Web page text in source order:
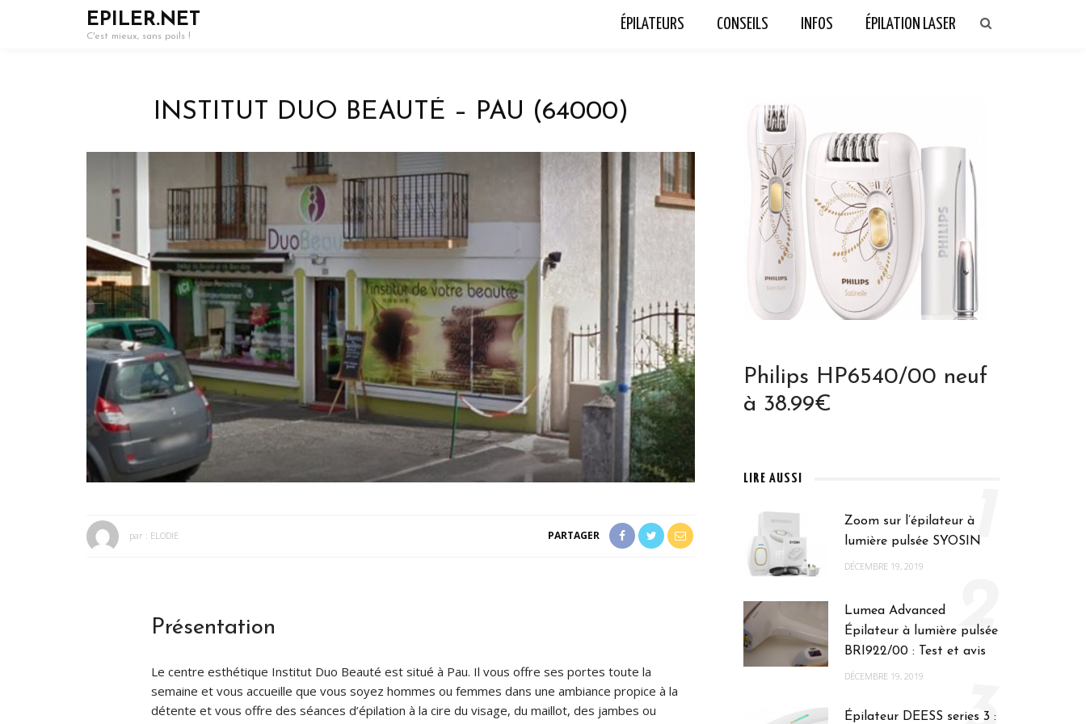
EPILER.NET
C'est mieux, sans poils !
ÉPILATEURS CONSEILS INFOS ÉPILATION LASER
INSTITUT DUO BEAUTÉ – PAU (64000)
par : ELODIE PARTAGER
Présentation
Le centre esthétique Institut Duo Beauté est situé à Pau. Il vous offre ses portes toute la
semaine et vous accueille que vous soyez hommes ou femmes dans une ambiance propice à la
détente et vous offre des séances d’épilation à la cire du visage, du maillot, des jambes ou
Philips HP6540/00 neuf
à 38.99€
LIRE AUSSI
Zoom sur l’épilateur à
lumière pulsée SYOSIN
DÉCEMBRE 19, 2019
1
Lumea Advanced
Épilateur à lumière pulsée
BRI922/00 : Test et avis
DÉCEMBRE 19, 2019
2
Épilateur DEESS series 3 :